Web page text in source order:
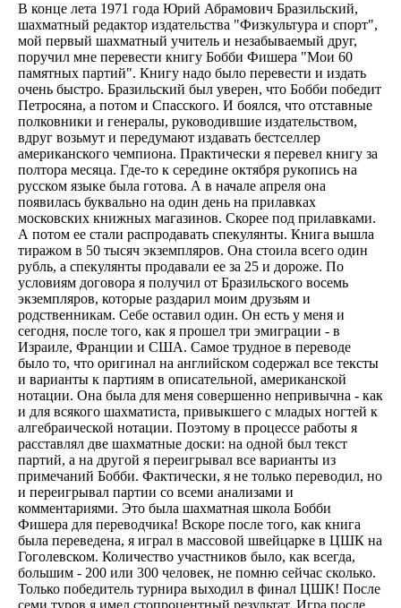
Издательства
Об авторе
В конце лета 1971 года Юрий Абрамович Бразильский,
шахматный редактор издательства "Физкультура и спорт",
мой первый шахматный учитель и незабываемый друг,
поручил мне перевести книгу Бобби Фишера "Мои 60
памятных партий". Книгу надо было перевести и издать
очень быстро. Бразильский был уверен, что Бобби победит
Петросяна, а потом и Спасского. И боялся, что отставные
полковники и генералы, руководившие издательством,
вдруг возьмут и передумают издавать бестселлер
американского чемпиона. Практически я перевел книгу за
полтора месяца. Где-то к середине октября рукопись на
русском языке была готова. А в начале апреля она
появилась буквально на один день на прилавках
московских книжных магазинов. Скорее под прилавками.
А потом ее стали распродавать спекулянты. Книга вышла
тиражом в 50 тысяч экземпляров. Она стоила всего один
рубль, а спекулянты продавали ее за 25 и дороже. По
условиям договора я получил от Бразильского восемь
экземпляров, которые раздарил моим друзьям и
родственникам. Себе оставил один. Он есть у меня и
сегодня, после того, как я прошел три эмиграции - в
Израиле, Франции и США. Самое трудное в переводе
было то, что оригинал на английском содержал все тексты
и варианты к партиям в описательной, американской
нотации. Она была для меня совершенно непривычна - как
и для всякого шахматиста, привыкшего с младых ногтей к
алгебраической нотации. Поэтому в процессе работы я
расставлял две шахматные доски: на одной был текст
партий, а на другой я переигрывал все варианты из
примечаний Бобби. Фактически, я не только переводил, но
и переигрывал партии со всеми анализами и
комментариями. Это была шахматная школа Бобби
Фишера для переводчика! Вскоре после того, как книга
была переведена, я играл в массовой швейцарке в ЦШК на
Гоголевском. Количество участников было, как всегда,
большим - 200 или 300 человек, не помню сейчас сколько.
Только победитель турнира выходил в финал ЦШК! После